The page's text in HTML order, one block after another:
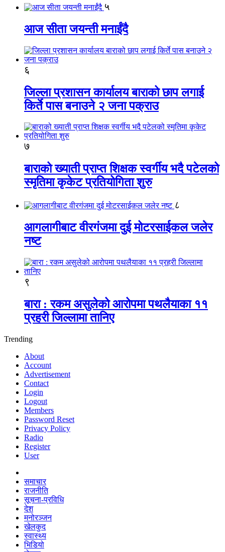
५
आज सीता जयन्ती मनाईंदै
६
जिल्ला प्रशासन कार्यालय बाराको छाप लगाई
किर्ते पास बनाउने २ जना पक्राउ
७
बाराको ख्याती प्राप्त शिक्षक स्वर्गीय भदै पटेलको
स्मृतिमा कृकेट प्रतियोगिता शुरु
८
आगलागीबाट वीरगंजमा दुई मोटरसाईकल जलेर
नष्ट
९
बारा : रकम असुलेको आरोपमा पथलैयाका ११
प्रहरी जिल्लामा तानिए
Trending
About
Account
Advertisement
Contact
Login
Logout
Members
Password Reset
Privacy Policy
Radio
Register
User
समाचार
राजनीति
सूचना-प्रविधि
देश
मनोरञ्जन
खेलकुद
स्वास्थ्य
भिडियो